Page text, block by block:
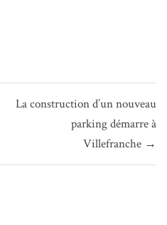
La construction d’un nouveau
parking démarre à
Villefranche →